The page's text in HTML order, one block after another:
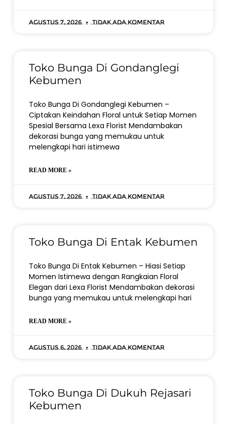
Agustus 7, 2026 Tidak ada komentar
Toko Bunga Di Gondanglegi
Kebumen
Toko Bunga Di Gondanglegi Kebumen –
Ciptakan Keindahan Floral untuk Setiap Momen
Spesial Bersama Lexa Florist Mendambakan
dekorasi bunga yang memukau untuk
melengkapi hari istimewa
READ MORE »
Agustus 7, 2026 Tidak ada komentar
Toko Bunga Di Entak Kebumen
Toko Bunga Di Entak Kebumen – Hiasi Setiap
Momen Istimewa dengan Rangkaian Floral
Elegan dari Lexa Florist Mendambakan dekorasi
bunga yang memukau untuk melengkapi hari
READ MORE »
Agustus 6, 2026 Tidak ada komentar
Toko Bunga Di Dukuh Rejasari
Kebumen